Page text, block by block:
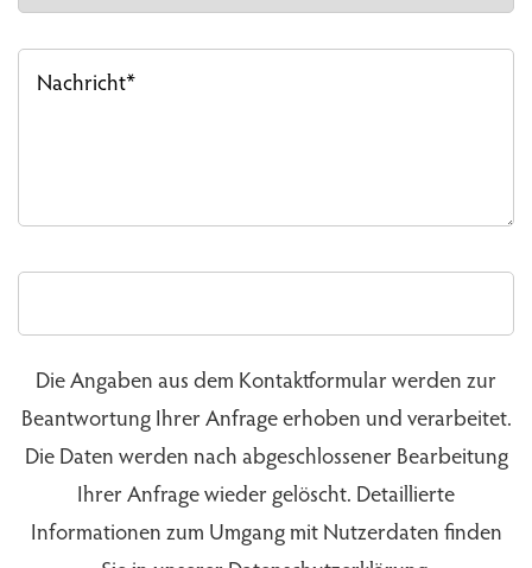
Die Angaben aus dem Kontaktformular werden zur
Beantwortung Ihrer Anfrage erhoben und verarbeitet.
Die Daten werden nach abgeschlossener Bearbeitung
Ihrer Anfrage wieder gelöscht. Detaillierte
Informationen zum Umgang mit Nutzerdaten finden